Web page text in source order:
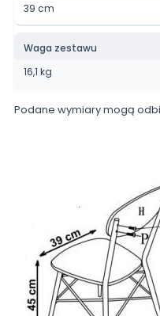
39 cm
Waga zestawu
16,1 kg
Podane wymiary mogą